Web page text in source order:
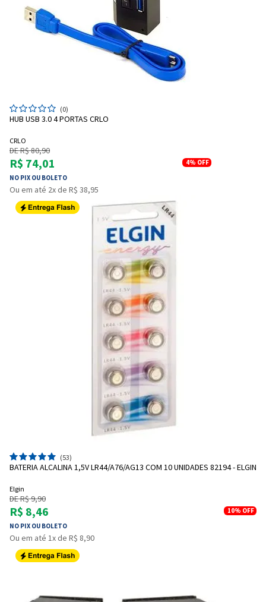
Entendi
(0)
HUB USB 3.0 4 PORTAS CRLO
CRLO
DE R$ 80,90
R$ 74,01
NO PIX OU BOLETO
4% OFF
Ou em até 2x de R$ 38,95
(53)
BATERIA ALCALINA 1,5V LR44/A76/AG13 COM 10 UNIDADES 82194 - ELGIN
Elgin
DE R$ 9,90
R$ 8,46
NO PIX OU BOLETO
10% OFF
Ou em até 1x de R$ 8,90